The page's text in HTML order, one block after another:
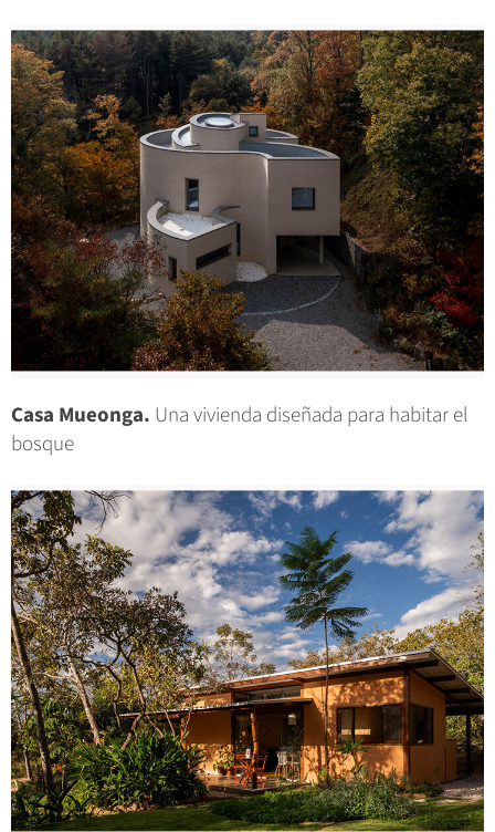
Casa Mueonga. Una vivienda diseñada para habitar el
bosque